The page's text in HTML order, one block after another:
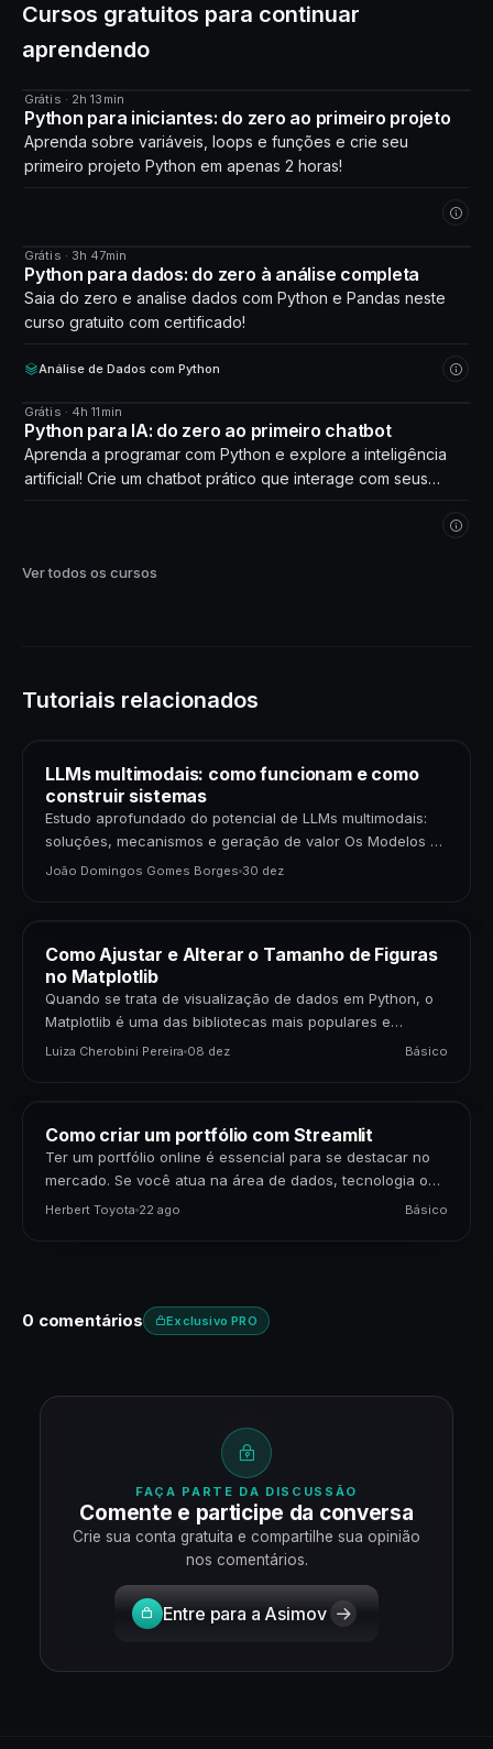
Cursos gratuitos para continuar
aprendendo
CURSO
Grátis · 2h 13min
Python para iniciantes: do zero ao primeiro projeto
Aprenda sobre variáveis, loops e funções e crie seu
primeiro projeto Python em apenas 2 horas!
CURSO
Grátis · 3h 47min
Python para dados: do zero à análise completa
Saia do zero e analise dados com Python e Pandas neste
curso gratuito com certificado!
Análise de Dados com Python
CURSO
Grátis · 4h 11min
Python para IA: do zero ao primeiro chatbot
Aprenda a programar com Python e explore a inteligência
artificial! Crie um chatbot prático que interage com seus
Ver todos os cursos
Tutoriais relacionados
LLMs multimodais: como funcionam e como
construir sistemas
Estudo aprofundado do potencial de LLMs multimodais:
soluções, mecanismos e geração de valor Os Modelos de
Linguagem de Grande Porte (LLMs) multimodais
João Domingos Gomes Borges 30 dez
Como Ajustar e Alterar o Tamanho de Figuras
no Matplotlib
Quando se trata de visualização de dados em Python, o
Matplotlib é uma das bibliotecas mais populares e
poderosas disponíveis. Para cientistas de dados,…
Luiza Cherobini Pereira 08 dez Básico
Como criar um portfólio com Streamlit
Ter um portfólio online é essencial para se destacar no
mercado. Se você atua na área de dados, tecnologia ou
negócios, apresentar seus projetos…
Herbert Toyota 22 ago Básico
0 comentários Exclusivo PRO
FAÇA PARTE DA DISCUSSÃO
Comente e participe da conversa
Crie sua conta gratuita e compartilhe sua opinião
nos comentários.
Entre para a Asimov